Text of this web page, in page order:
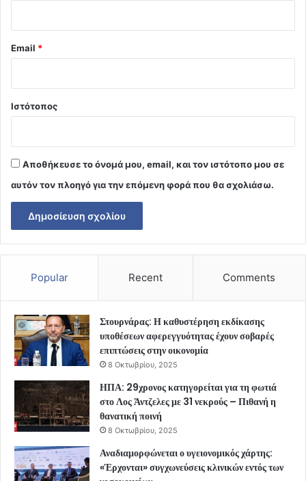
Email *
Ιστότοπος
Αποθήκευσε το όνομά μου, email, και τον ιστότοπο μου σε
αυτόν τον πλοηγό για την επόμενη φορά που θα σχολιάσω.
Popular Recent Comments
Στουρνάρας: Η καθυστέρηση εκδίκασης
υποθέσεων αφερεγγυότητας έχουν σοβαρές
επιπτώσεις στην οικονομία
8 Οκτωβρίου, 2025
ΗΠΑ: 29χρονος κατηγορείται για τη φωτιά
στο Λος Άντζελες με 31 νεκρούς – Πιθανή η
θανατική ποινή
8 Οκτωβρίου, 2025
Αναδιαμορφώνεται ο υγειονομικός χάρτης:
«Έρχονται» συγχωνεύσεις κλινικών εντός των